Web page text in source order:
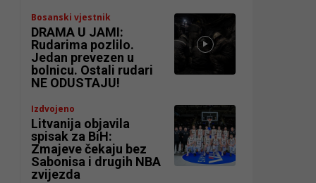
Bosanski vjestnik
DRAMA U JAMI:
Rudarima pozlilo.
Jedan prevezen u
bolnicu. Ostali rudari
NE ODUSTAJU!
Izdvojeno
Litvanija objavila
spisak za BiH:
Zmajeve čekaju bez
Sabonisa i drugih NBA
zvijezda